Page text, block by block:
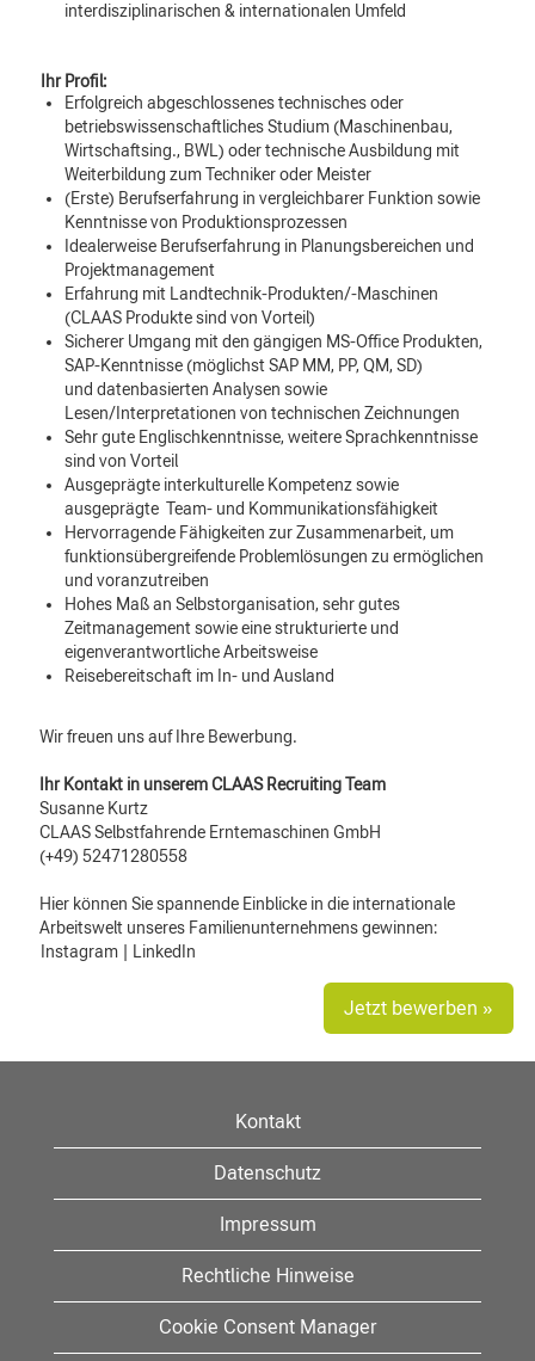
interdisziplinarischen & internationalen Umfeld
Ihr Profil:
Erfolgreich abgeschlossenes technisches oder
betriebswissenschaftliches Studium (Maschinenbau,
Wirtschaftsing., BWL) oder technische Ausbildung mit
Weiterbildung zum Techniker oder Meister
(Erste) Berufserfahrung in vergleichbarer Funktion sowie
Kenntnisse von Produktionsprozessen
Idealerweise Berufserfahrung in Planungsbereichen und
Projektmanagement
Erfahrung mit Landtechnik-Produkten/-Maschinen
(CLAAS Produkte sind von Vorteil)
Sicherer Umgang mit den gängigen MS-Office Produkten,
SAP-Kenntnisse (möglichst SAP MM, PP, QM, SD)
und datenbasierten Analysen sowie
Lesen/Interpretationen von technischen Zeichnungen
Sehr gute Englischkenntnisse, weitere Sprachkenntnisse
sind von Vorteil
Ausgeprägte interkulturelle Kompetenz sowie
ausgeprägte Team- und Kommunikationsfähigkeit
Hervorragende Fähigkeiten zur Zusammenarbeit, um
funktionsübergreifende Problemlösungen zu ermöglichen
und voranzutreiben
Hohes Maß an Selbstorganisation, sehr gutes
Zeitmanagement sowie eine strukturierte und
eigenverantwortliche Arbeitsweise
Reisebereitschaft im In- und Ausland
Wir freuen uns auf Ihre Bewerbung.
Ihr Kontakt in unserem CLAAS Recruiting Team
Susanne Kurtz
CLAAS Selbstfahrende Erntemaschinen GmbH
(+49) 52471280558
Hier können Sie spannende Einblicke in die internationale
Arbeitswelt unseres Familienunternehmens gewinnen:
Instagram
LinkedIn
Jetzt bewerben »
Kontakt
Datenschutz
Impressum
Rechtliche Hinweise
Cookie Consent Manager